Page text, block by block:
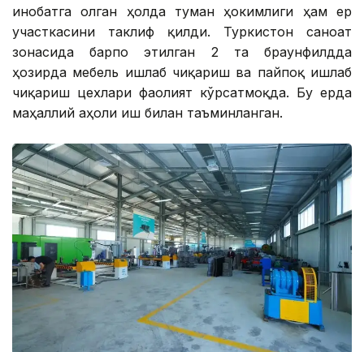
инобатга олган ҳолда туман ҳокимлиги ҳам ер
участкасини таклиф қилди. Туркистон саноат
зонасида барпо этилган 2 та браунфилдда
ҳозирда мебель ишлаб чиқариш ва пайпоқ ишлаб
чиқариш цехлари фаолият кўрсатмоқда. Бу ерда
маҳаллий аҳоли иш билан таъминланган.